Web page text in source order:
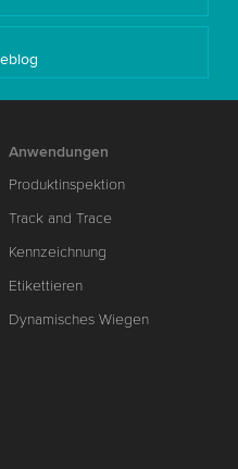
Anwendungen
Produktinspektion
Track and Trace
Kennzeichnung
Etikettieren
Dynamisches Wiegen